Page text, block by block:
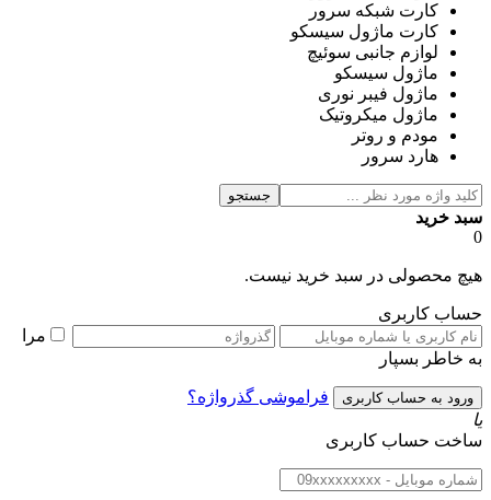
کارت شبکه سرور
کارت ماژول سیسکو
لوازم جانبی سوئیچ
ماژول سیسکو
ماژول فیبر نوری
ماژول میکروتیک
مودم و روتر
هارد سرور
جستجو
سبد خرید
0
هیچ محصولی در سبد خرید نیست.
حساب کاربری
مرا
به خاطر بسپار
فراموشی گذرواژه؟
یا
ساخت حساب کاربری